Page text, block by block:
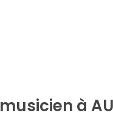
musicien à